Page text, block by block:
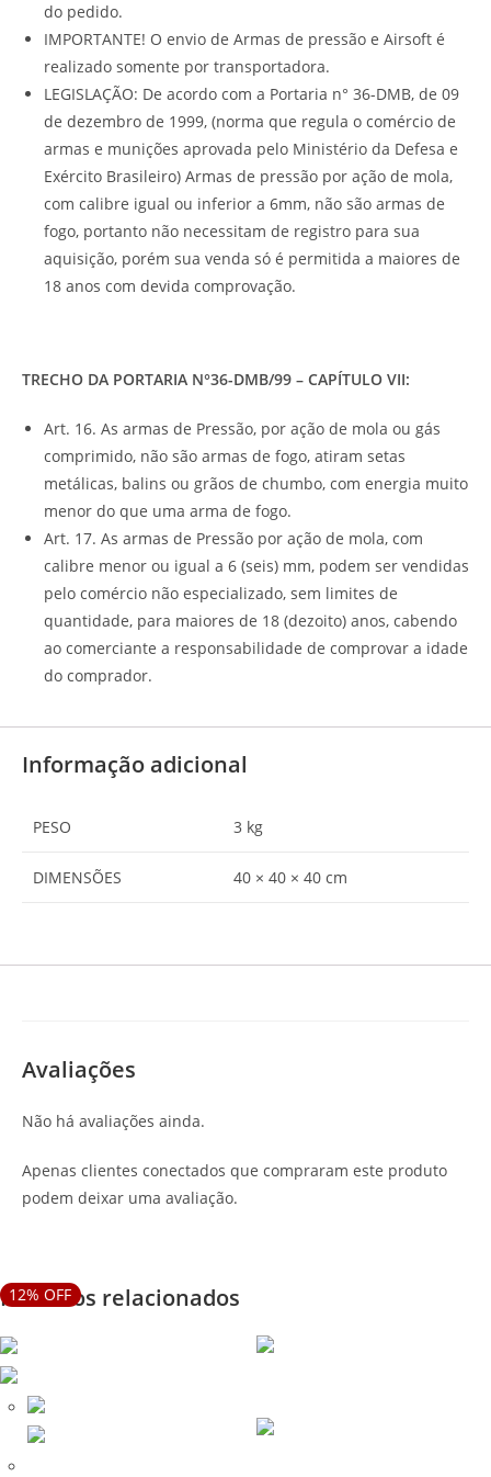
do pedido.
IMPORTANTE! O envio de Armas de pressão e Airsoft é
realizado somente por transportadora.
LEGISLAÇÃO: De acordo com a Portaria n° 36-DMB, de 09
de dezembro de 1999, (norma que regula o comércio de
armas e munições aprovada pelo Ministério da Defesa e
Exército Brasileiro) Armas de pressão por ação de mola,
com calibre igual ou inferior a 6mm, não são armas de
fogo, portanto não necessitam de registro para sua
aquisição, porém sua venda só é permitida a maiores de
18 anos com devida comprovação.
TRECHO DA PORTARIA N°36-DMB/99 – CAPÍTULO VII:
Art. 16. As armas de Pressão, por ação de mola ou gás
comprimido, não são armas de fogo, atiram setas
metálicas, balins ou grãos de chumbo, com energia muito
menor do que uma arma de fogo.
Art. 17. As armas de Pressão por ação de mola, com
calibre menor ou igual a 6 (seis) mm, podem ser vendidas
pelo comércio não especializado, sem limites de
quantidade, para maiores de 18 (dezoito) anos, cabendo
ao comerciante a responsabilidade de comprovar a idade
do comprador.
Informação adicional
PESO 3 kg
DIMENSÕES 40 × 40 × 40 cm
Avaliações
Não há avaliações ainda.
Apenas clientes conectados que compraram este produto
podem deixar uma avaliação.
Produtos relacionados
12% OFF